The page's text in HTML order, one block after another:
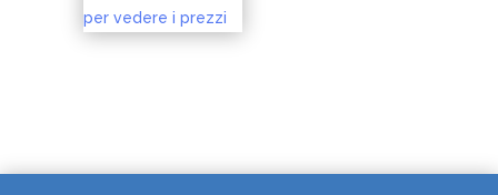
per vedere i prezzi